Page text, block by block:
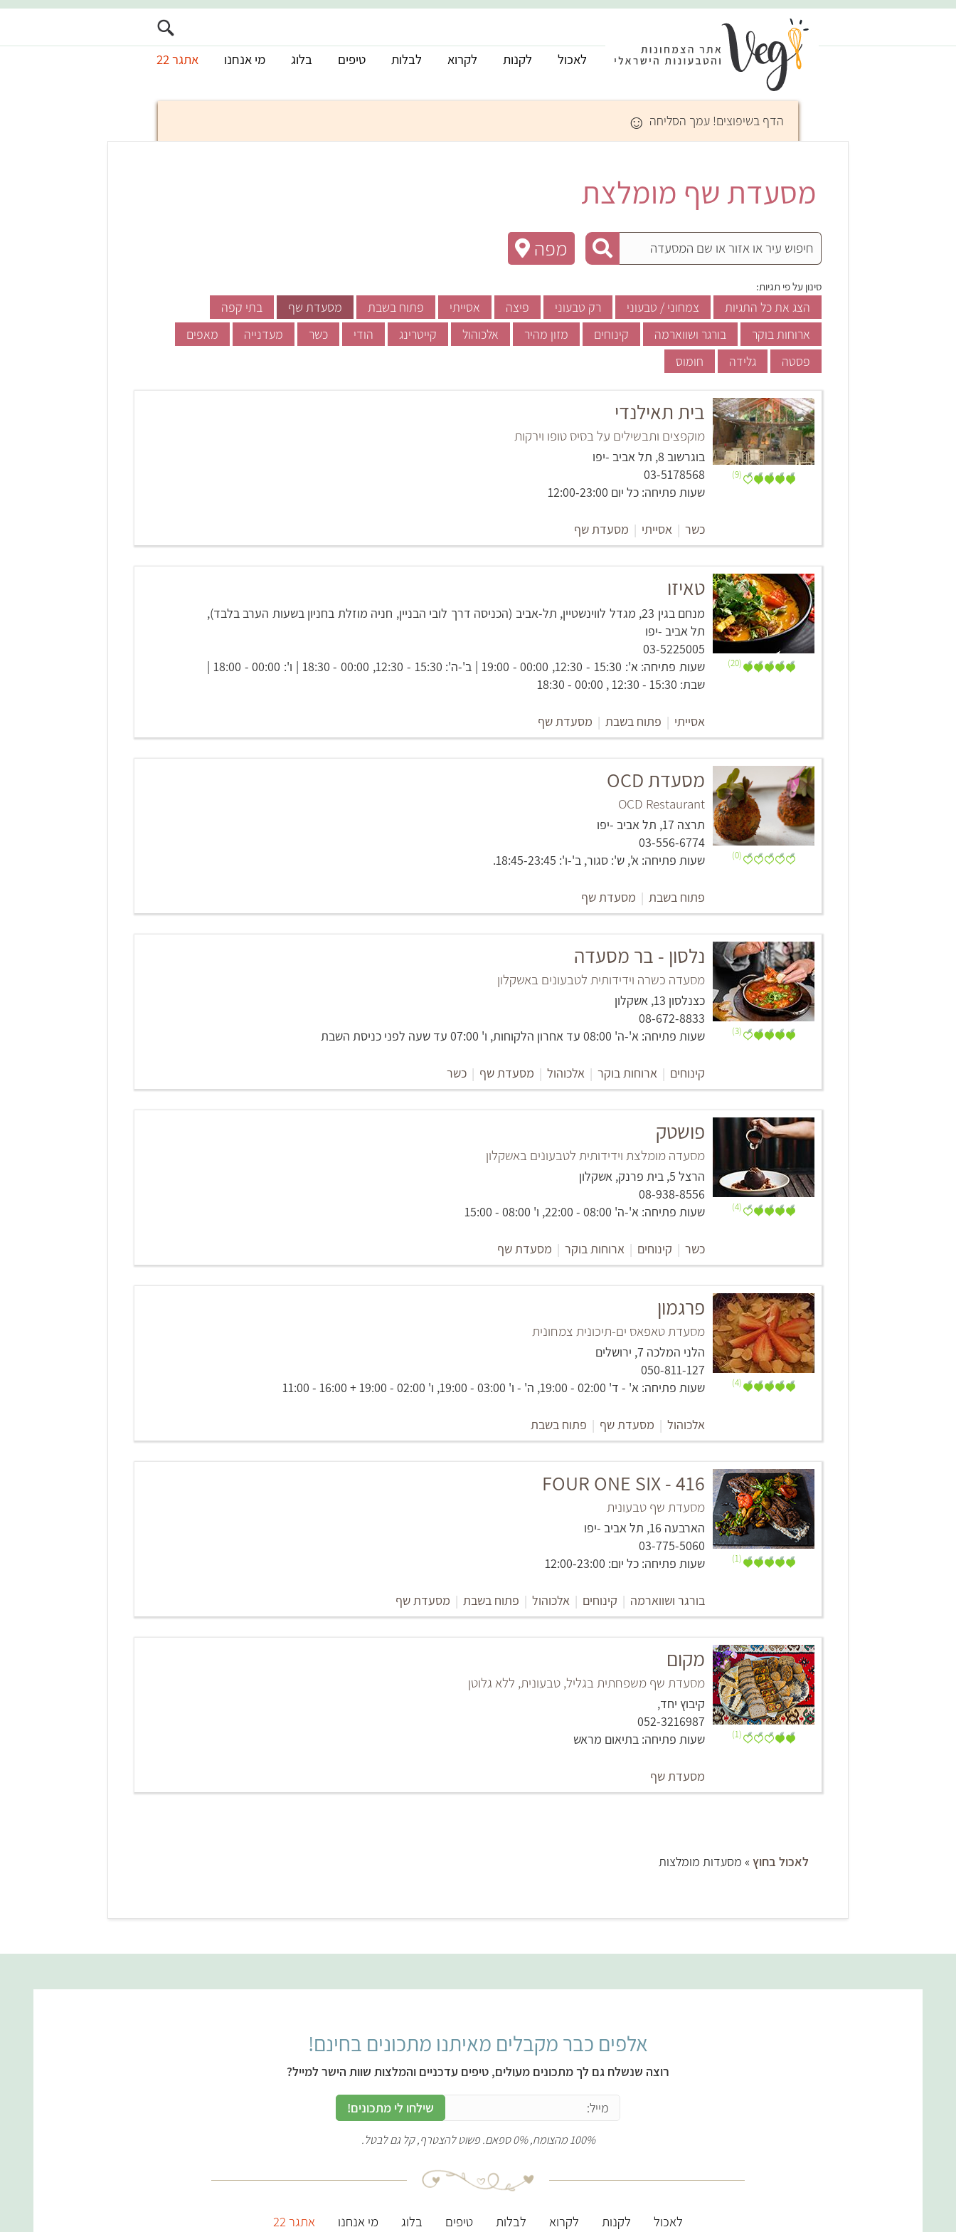
לאכול לקנות לקרוא לבלות טיפים בלוג מי אנחנו אתגר 22
הדף בשיפוצים! עמך הסליחה ☺
מסעדת שף מומלצת
מפה
סינון על פי תגיות:
הצג את כל התגיות צמחוני / טבעוני רק טבעוני פיצה אסייתי פתוח בשבת מסעדת שף
בתי קפה
ארוחות בוקר
בורגר ושווארמה קינוחים מזון מהיר אלכוהול קייטרינג הודי כשר מעדנייה
מאפים
פסטה
גלידה חומוס
(9)
בית תאילנדי
מוקפצים ותבשילים על בסיס טופו וירקות
בוגרשוב 8, תל אביב -יפו
03-5178568
שעות פתיחה: כל יום 12:00-23:00
כשר | אסייתי | מסעדת שף
(20)
טאיזו
מנחם בגין 23, מגדל לווינשטיין, תל-אביב (הכניסה דרך לובי הבניין, חניה מוזלת בחניון בשעות הערב בלבד),
תל אביב -יפו
03-5225005
שעות פתיחה: א': 15:30 - 12:30, 00:00 - 19:00 | ב'-ה': 15:30 - 12:30, 00:00 - 18:30 | ו': 00:00 - 18:00 |
שבת: 15:30 - 12:30 , 00:00 - 18:30
אסייתי | פתוח בשבת | מסעדת שף
(0)
מסעדת OCD
OCD Restaurant
תרצה 17, תל אביב -יפו
03-556-6774
שעות פתיחה: א', ש': סגור, ב'-ו': 18:45-23:45.
פתוח בשבת | מסעדת שף
(3)
נלסון - בר מסעדה
מסעדה כשרה וידידותית לטבעונים באשקלון
כצנלסון 13, אשקלון
08-672-8833
שעות פתיחה: א'-ה' 08:00 עד אחרון הלקוחות, ו' 07:00 עד שעה לפני כניסת השבת
קינוחים | ארוחות בוקר | אלכוהול | מסעדת שף | כשר
(4)
פושטק
מסעדה מומלצת וידידותית לטבעונים באשקלון
הרצל 5, בית פרנק, אשקלון
08-938-8556‏
שעות פתיחה: א'-ה' 08:00 - 22:00, ו' 08:00 - 15:00
כשר | קינוחים | ארוחות בוקר | מסעדת שף
(4)
פרגמון
מסעדת טאפאס ים-תיכונית צמחונית
הלני המלכה 7, ירושלים
050-811-127
שעות פתיחה: א' - ד' 02:00 - 19:00, ה' - ו' 03:00 - 19:00, ו' 02:00 - 19:00 + 16:00 - 11:00
אלכוהול | מסעדת שף | פתוח בשבת
(1)
FOUR ONE SIX - 416
מסעדת שף טבעונית
הארבעה 16, תל אביב -יפו
03-775-5060
שעות פתיחה: כל יום: 12:00-23:00
בורגר ושווארמה | קינוחים | אלכוהול | פתוח בשבת | מסעדת שף
(1)
מקום
מסעדת שף משפחתית בגליל, טבעונית, ללא גלוטן
קיבוץ יחד,
052-3216987
שעות פתיחה: בתיאום מראש
מסעדת שף
לאכול בחוץ » מסעדות מומלצות
אלפים כבר מקבלים מאיתנו מתכונים בחינם!
רוצה שנשלח גם לך מתכונים מעולים, טיפים עדכניים והמלצות שוות הישר למייל?
שילחו לי מתכונים!
100% מהצומח, 0% ספאם. פשוט להצטרף, קל גם לבטל.
לאכול לקנות לקרוא לבלות טיפים בלוג מי אנחנו אתגר 22